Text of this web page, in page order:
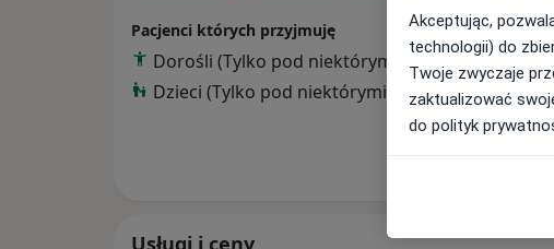
Pacjenci których przyjmuję
Dorośli (Tylko pod niektórymi adresami)
Dzieci (Tylko pod niektórymi adresami)
Usługi i ceny
Akceptując,
technologii) do
Twoje zwyczaje
zaktualizować
do polityk